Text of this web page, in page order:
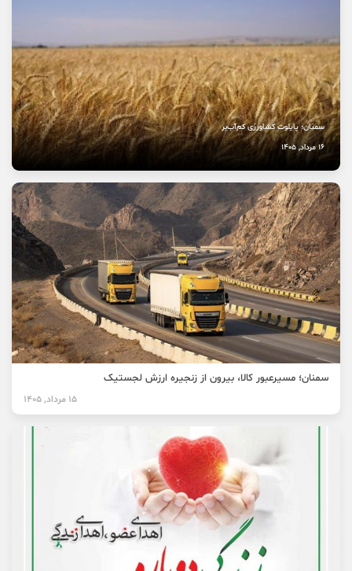
نخستین بیمارستان چشم‌پزشکی سمنان در مسیر بهره‌برداری
سمنان؛ پایلوت کشاورزی کم‌آب‌بر
16 مرداد, 1405
سمنان؛ مسیرعبور کالا، بیرون از زنجیره ارزش لجستیک
15 مرداد, 1405